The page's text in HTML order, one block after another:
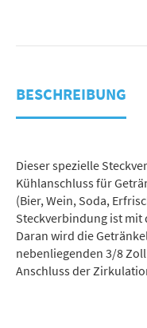
BESCHREIBUNG
Dieser spezielle
Kühlanschluss für
(Bier, Wein, Soda,
Steckverbindung ist mit
Daran wird die
nebenliegenden 3/8
Anschluss der